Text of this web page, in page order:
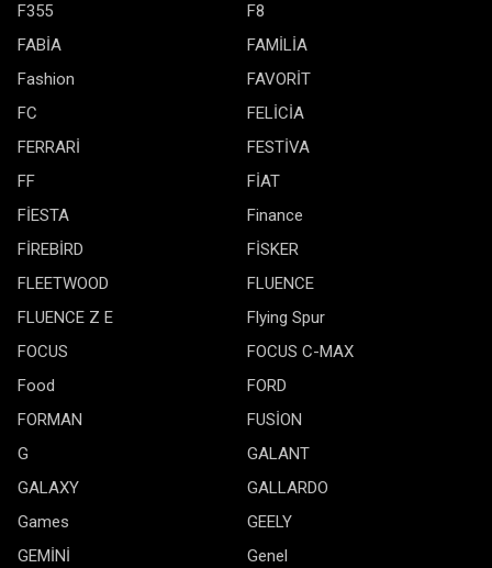
F355
F8
FABİA
FAMİLİA
Fashion
FAVORİT
FC
FELİCİA
FERRARİ
FESTİVA
FF
FİAT
FİESTA
Finance
FİREBİRD
FİSKER
FLEETWOOD
FLUENCE
FLUENCE Z E
Flying Spur
FOCUS
FOCUS C-MAX
Food
FORD
FORMAN
FUSİON
G
GALANT
GALAXY
GALLARDO
Games
GEELY
GEMİNİ
Genel